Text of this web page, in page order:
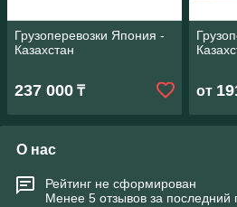
Грузоперевозки Япония -
Казахстан
237 000 ₸ от
О нас
Рейтинг не сформирован
Менее 5 отзывов за последний